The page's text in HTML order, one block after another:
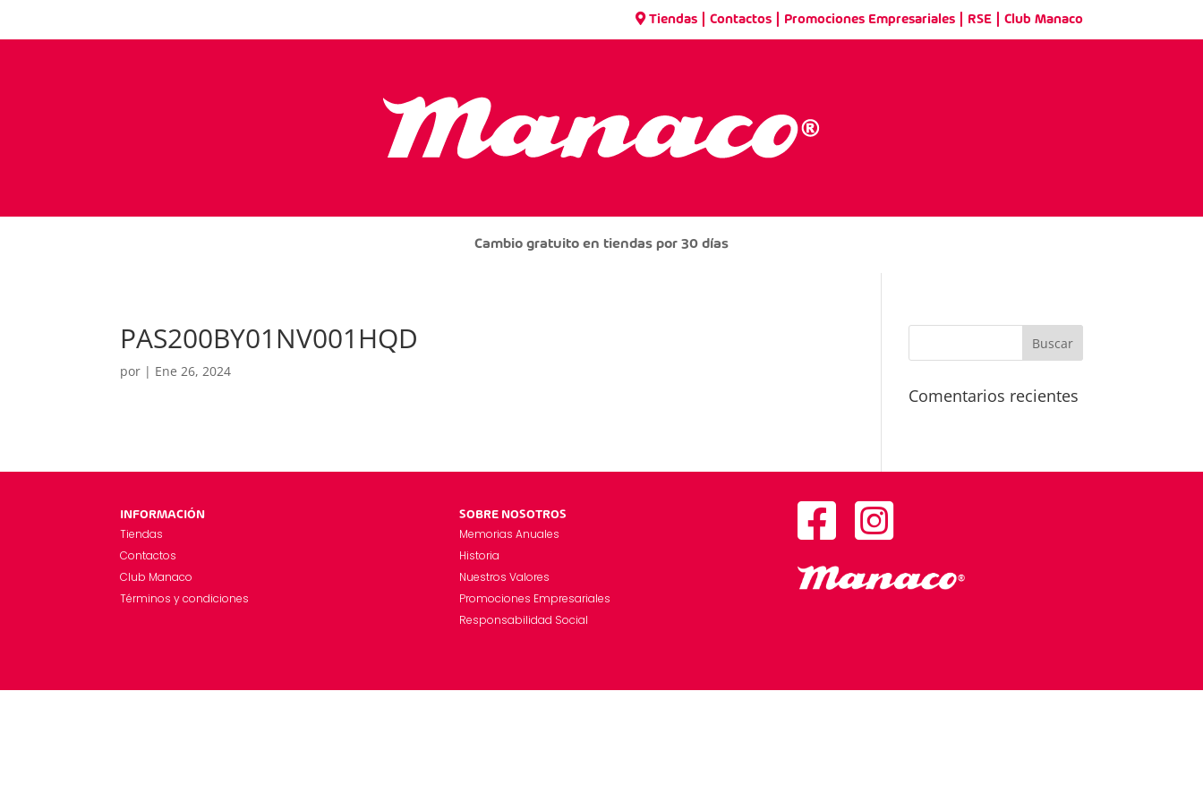
Tiendas| Contactos| Promociones Empresariales| RSE| Club Manaco
Cambio gratuito en tiendas por 30 días
PAS200BY01NV001HQD
por | Ene 26, 2024
Comentarios recientes
INFORMACIÓN
Tiendas
Contactos
Club Manaco
Términos y condiciones
SOBRE NOSOTROS
Memorias Anuales
Historia
Nuestros Valores
Promociones Empresariales
Responsabilidad Social